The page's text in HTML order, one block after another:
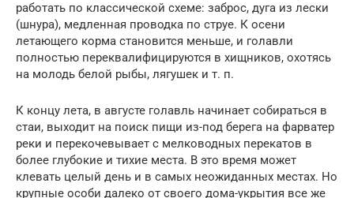
работать по классической схеме: заброс, дуга из лески
(шнура), медленная проводка по струе. К осени
летающего корма становится меньше, и голавли
полностью переквалифицируются в хищников, охотясь
на молодь белой рыбы, лягушек и т. п.
К концу лета, в августе голавль начинает собираться в
стаи, выходит на поиск пищи из-под берега на фарватер
реки и перекочевывает с мелководных перекатов в
более глубокие и тихие места. В это время может
клевать целый день и в самых неожиданных местах. Но
крупные особи далеко от своего дома-укрытия все же